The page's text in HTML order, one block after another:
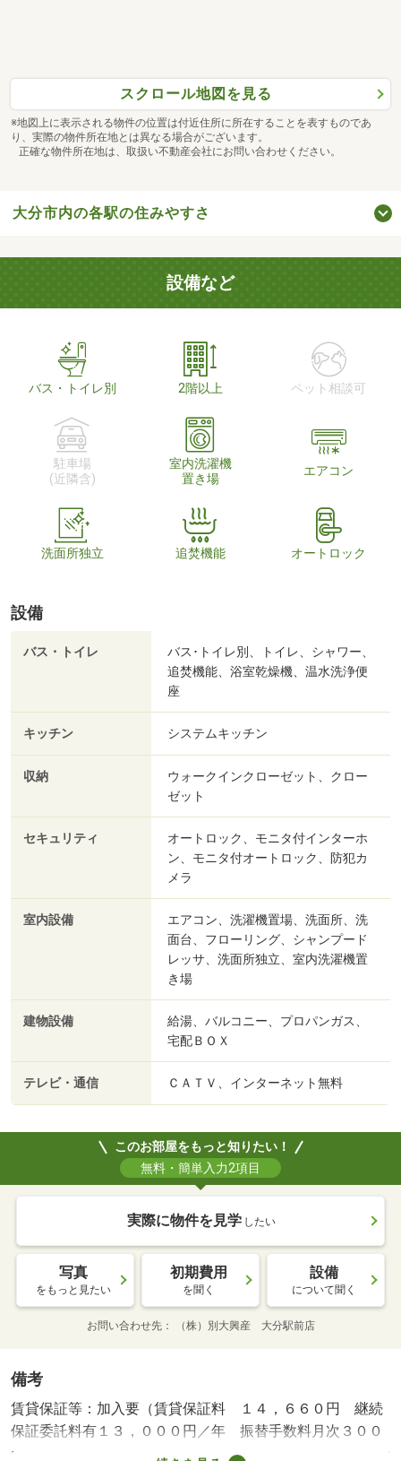
スクロール地図を見る
※地図上に表示される物件の位置は付近住所に所在することを表すものであ
り、実際の物件所在地とは異なる場合がございます。
正確な物件所在地は、取扱い不動産会社にお問い合わせください。
大分市内の各駅の住みやすさ
設備など
バス・トイレ別 2階以上 ペット相談可
駐車場
(近隣含)
室内洗濯機
置き場
エアコン
洗面所独立 追焚機能 オートロック
設備
バス・トイレ
バス･トイレ別、トイレ、シャワー、
追焚機能、浴室乾燥機、温水洗浄便
座
キッチン システムキッチン
収納
ウォークインクローゼット、クロー
ゼット
セキュリティ
オートロック、モニタ付インターホ
ン、モニタ付オートロック、防犯カ
メラ
室内設備
エアコン、洗濯機置場、洗面所、洗
面台、フローリング、シャンプード
レッサ、洗面所独立、室内洗濯機置
き場
建物設備
給湯、バルコニー、プロパンガス、
宅配ＢＯＸ
テレビ・通信 ＣＡＴＶ、インターネット無料
このお部屋をもっと知りたい！
無料・簡単入力2項目
実際に物件を見学 したい
写真
をもっと見たい
初期費用
を聞く
設備
について聞く
お問い合わせ先 （株）別大興産 大分駅前店
備考
賃貸保証等：加入要（賃貸保証料 １４，６６０円 継続
保証委託料有１３，０００円／年 振替手数料月次３００
円（税別））・維持費等：町内会費３００円／月・☆設備